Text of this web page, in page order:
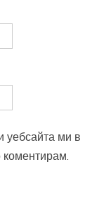
уебсайта ми в